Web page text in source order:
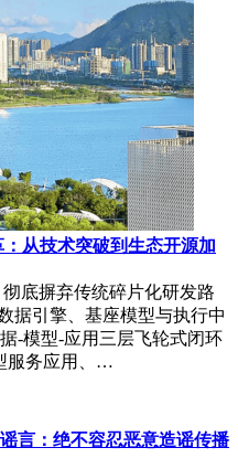
从技术突破到生态开源加
底摒弃传统碎片化研发路
据引擎、基座模型与执行中
-模型-应用三层飞轮式闭环
服务应用、…
言：绝不容忍恶意造谣传播